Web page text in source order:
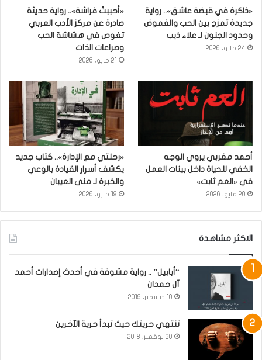
«ذاكرة في قبضة عاشق».. رواية
جديدة تمزج بين الحب والغموض
وحدود الجنون لـ علاء ذيب
24 مايو، 2026
«أحببتُ فراشة».. رواية حديثة
صادرة عن مركز الأدب العربي
تغوص في هشاشة الحب
وصراعات الذات
21 مايو، 2026
أحمد مغربي يروي الوجه
الخفي للحياة داخل بيئات العمل
في «العم ثابت»
20 مايو، 2026
«رحلتي مع الإدارة».. كتاب جديد
يكشف أسرار القيادة بالوعي
والخبرة لـ منى العيبان
19 مايو، 2026
الاكثر مشاهدة
“أبابيل” .. رواية مشوقة في أحدث إصدارات أحمد
آل حمدان
10 ديسمبر، 2019
تنتهي حريتك حيث تبدأ حرية الآخرين
20 نوفمبر، 2018